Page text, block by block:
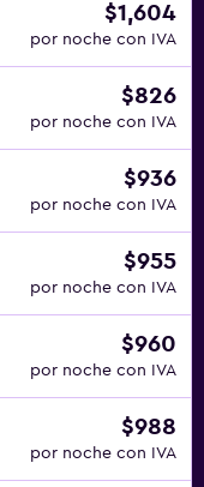
$1,604
por noche con IVA
$826
por noche con IVA
$936
por noche con IVA
$955
por noche con IVA
$960
por noche con IVA
$988
por noche con IVA